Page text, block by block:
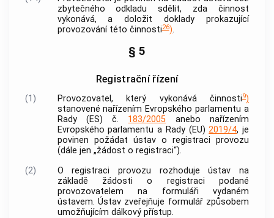
zbytečného odkladu sdělit, zda činnost
vykonává, a doložit doklady prokazující
provozování této činnosti26).
§ 5
Registrační řízení
(1) Provozovatel, který vykonává činnosti9)
stanovené nařízením Evropského parlamentu a
Rady (ES) č. 183/2005 anebo nařízením
Evropského parlamentu a Rady (EU)2019/4, je
povinen požádat ústav o registraci provozu
(dále jen „žádost o registraci“).
(2)
O registraci provozu rozhoduje ústav na
základě žádosti o registraci podané
provozovatelem na formuláři vydaném
ústavem. Ústav zveřejňuje formulář způsobem
umožňujícím dálkový přístup.